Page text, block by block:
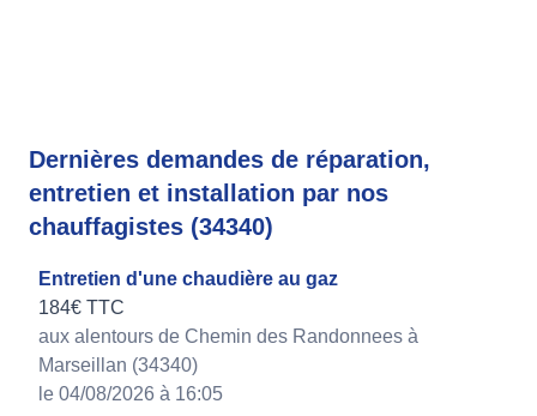
Dernières demandes de réparation,
entretien et installation par nos
chauffagistes (34340)
Entretien d'une chaudière au gaz
184€ TTC
aux alentours de Chemin des Randonnees à
Marseillan (34340)
le 04/08/2026 à 16:05